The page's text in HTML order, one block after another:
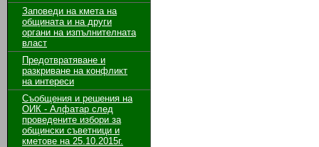
Заповеди на кмета на
общината и на други
органи на изпълнителната
власт
Предотвратяване и
разкриване на конфликт
на интереси
Съобщения и решения на
ОИК - Алфатар след
проведените избори за
общински съветници и
кметове на 25.10.2015г.